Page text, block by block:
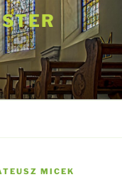
MICEK